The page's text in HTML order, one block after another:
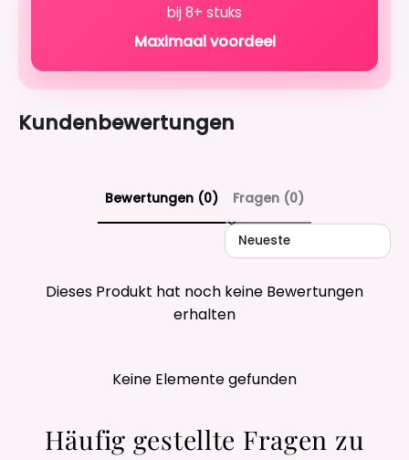
bij 8+ stuks
Maximaal voordeel
Kundenbewertungen
Bewertungen (0) Fragen (0)
Sort reviews by
Dieses Produkt hat noch keine Bewertungen
erhalten
Keine Elemente gefunden
Häufig gestellte Fragen zu